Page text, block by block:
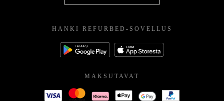
HANKI REFURBED-SOVELLUS
MAKSUTAVAT